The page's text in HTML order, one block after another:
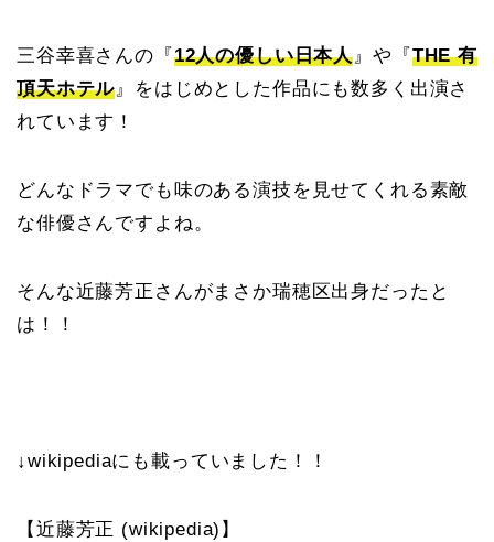
三谷幸喜さんの『12人の優しい日本人』や『THE 有
頂天ホテル』をはじめとした作品にも数多く出演さ
れています！
どんなドラマでも味のある演技を見せてくれる素敵
な俳優さんですよね。
そんな近藤芳正さんがまさか瑞穂区出身だったと
は！！
↓wikipediaにも載っていました！！
【近藤芳正 (wikipedia)】